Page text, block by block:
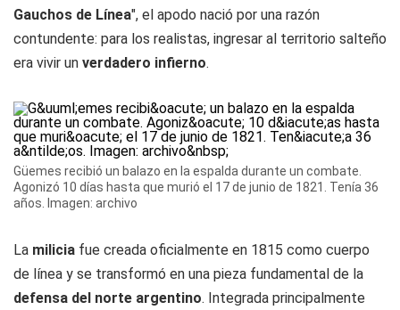
Gauchos de Línea", el apodo nació por una razón
contundente: para los realistas, ingresar al territorio salteño
era vivir un verdadero infierno.
Güemes recibió un balazo en la espalda durante un combate.
Agonizó 10 días hasta que murió el 17 de junio de 1821. Tenía 36
años. Imagen: archivo
La milicia fue creada oficialmente en 1815 como cuerpo
de línea y se transformó en una pieza fundamental de la
defensa del norte argentino. Integrada principalmente